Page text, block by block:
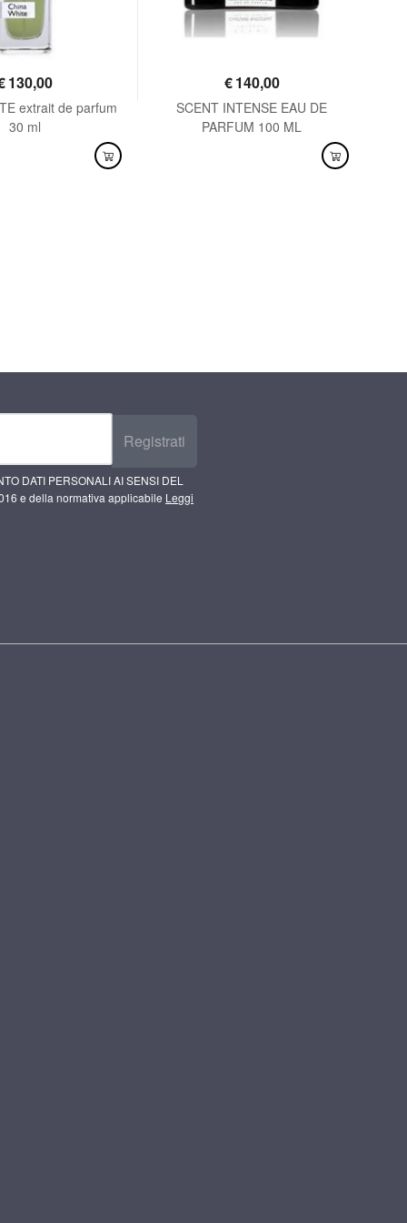
130,00
extrait de parfum
30 ml
€140,00
SCENT INTENSE EAU DE
PARFUM 100 ML
Registrati
DATI PERSONALI AI SENSI DEL
e della normativa applicabile Leggi